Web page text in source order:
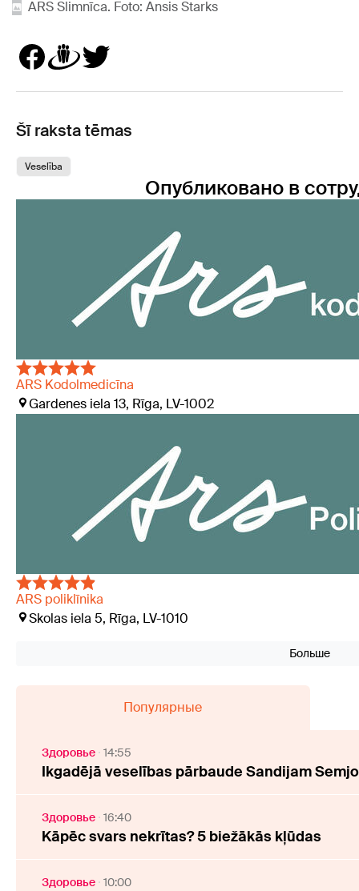
ARS Slimnīca. Foto: Ansis Starks
Šī raksta tēmas
Veselība
Опубликовано в
ARS Kodolmedicīna
Gardenes iela 13, Rīga, LV-1002
ARS poliklīnika
Skolas iela 5, Rīga, LV-1010
Больше
Популярные
Здоровье 14:55
Ikgadējā veselības pārbaude Sandijam
Здоровье 16:40
Kāpēc svars nekrītas? 5 biežākās kļūdas
Здоровье 10:00